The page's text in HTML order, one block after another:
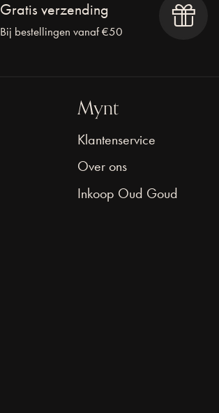
Gratis verzending
Bij bestellingen vanaf €50
Mynt
Klantenservice
Over ons
Inkoop Oud Goud